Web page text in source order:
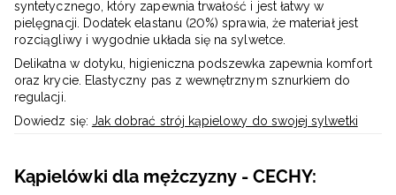
syntetycznego, który zapewnia trwałość i jest łatwy w
pielęgnacji. Dodatek elastanu (20%) sprawia, że materiał jest
rozciągliwy i wygodnie układa się na sylwetce.
Delikatna w dotyku, higieniczna podszewka zapewnia komfort
oraz krycie. Elastyczny pas z wewnętrznym sznurkiem do
regulacji.
Dowiedz się: Jak dobrać strój kąpielowy do swojej sylwetki
Kąpielówki dla mężczyzny - CECHY: